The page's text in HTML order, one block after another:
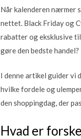
Når kalenderen nærmer
nettet. Black Friday og
rabatter og eksklusive
gøre den bedste handel?
I denne artikel guider vi
hvilke fordele og
den shoppingdag, der
Hvad er